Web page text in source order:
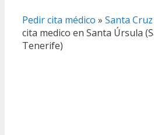
Pedir cita médico » Santa
cita medico en Santa Úrsula
Tenerife)